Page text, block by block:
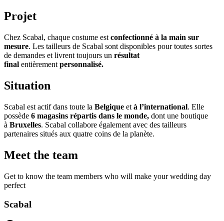
Projet
Chez Scabal, chaque costume est confectionné à la main sur
mesure. Les tailleurs de Scabal sont disponibles pour toutes sortes
de demandes et livrent toujours un résultat
final entièrement personnalisé.
Situation
Scabal est actif dans toute la Belgique et à l’international. Elle
possède 6 magasins répartis dans le monde, dont une boutique
à Bruxelles. Scabal collabore également avec des tailleurs
partenaires situés aux quatre coins de la planète.
Meet the team
Get to know the team members who will make your wedding day
perfect
Scabal